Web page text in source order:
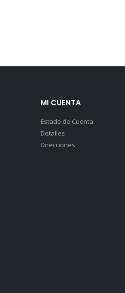
MI CUENTA
Estado de Cuenta
Detalles
Direcciones